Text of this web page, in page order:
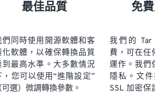
最佳品質
們同時使用開源軟體和客
化軟體，以確保轉換品質
到最高水準。大多數情況
，您可以使用“進階設定”
可選）微調轉換參數。
免
我們的
費，可在任
運作。我們
隱私。文
SSL 加密保